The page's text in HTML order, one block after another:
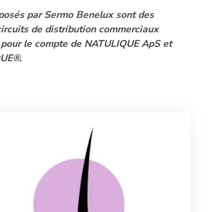
par Sermo Benelux sont des
de distribution commerciaux
le compte de NATULIQUE ApS et